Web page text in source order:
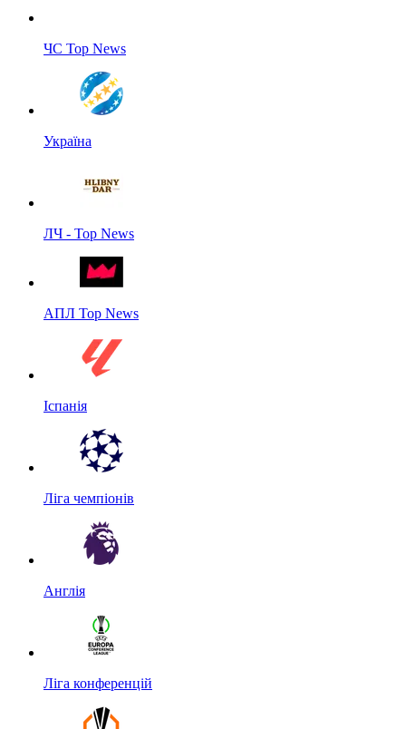
ЧС Top News
Україна
ЛЧ - Top News
АПЛ Top News
Іспанія
Ліга чемпіонів
Англія
Ліга конференцій